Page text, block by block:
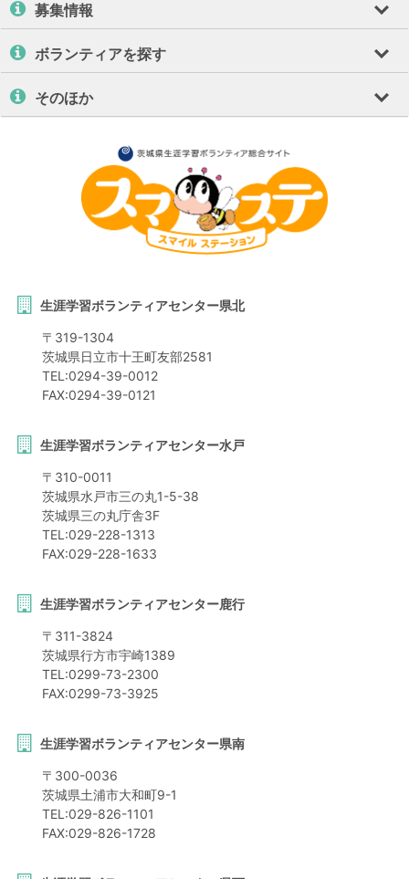
募集情報
ボランティアを探す
そのほか
生涯学習ボランティアセンター県北
〒 319-1304
茨城県日立市十王町友部2581
TEL:0294-39-0012
FAX:0294-39-0121
生涯学習ボランティアセンター水戸
〒 310-0011
茨城県水戸市三の丸1-5-38
茨城県三の丸庁舎3F
TEL:029-228-1313
FAX:029-228-1633
生涯学習ボランティアセンター鹿行
〒 311-3824
茨城県行方市宇崎1389
TEL:0299-73-2300
FAX:0299-73-3925
生涯学習ボランティアセンター県南
〒 300-0036
茨城県土浦市大和町9-1
TEL:029-826-1101
FAX:029-826-1728